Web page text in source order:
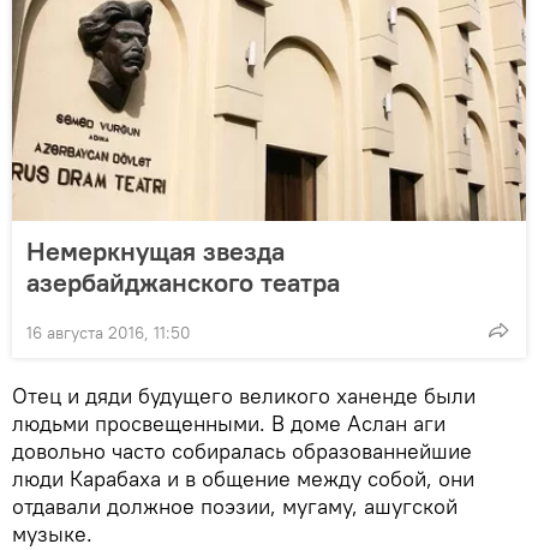
Немеркнущая звезда
азербайджанского театра
16 августа 2016, 11:50
Отец и дяди будущего великого ханенде были
людьми просвещенными. В доме Аслан аги
довольно часто собиралась образованнейшие
люди Карабаха и в общение между собой, они
отдавали должное поэзии, мугаму, ашугской
музыке.